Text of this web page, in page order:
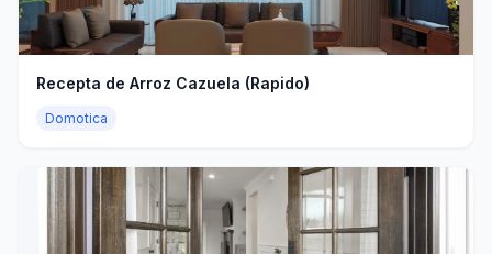
Recepta de Arroz Cazuela (Rapido)
Domotica